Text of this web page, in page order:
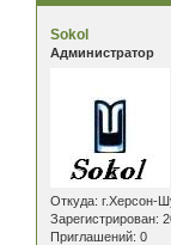
Sokol
Администратор
Откуда: г.Херсон-
Зарегистрирован:
Приглашений: 0